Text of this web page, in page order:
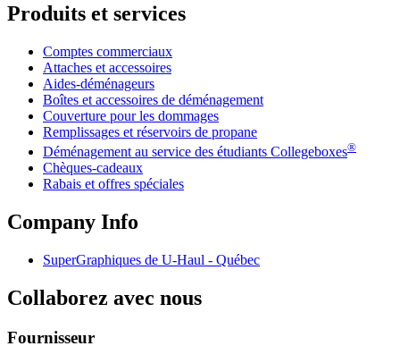
Produits et services
Comptes commerciaux
Attaches et accessoires
Aides-déménageurs
Boîtes et accessoires de déménagement
Couverture pour les dommages
Remplissages et réservoirs de propane
Déménagement au service des étudiants Collegeboxes®
Chèques-cadeaux
Rabais et offres spéciales
Company Info
SuperGraphiques de U-Haul - Québec
Collaborez avec nous
Fournisseur